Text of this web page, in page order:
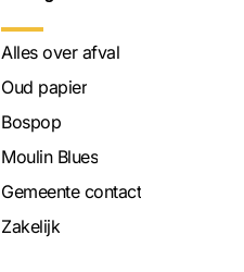
Alles over afval
Oud papier
Bospop
Moulin Blues
Gemeente contact
Zakelijk